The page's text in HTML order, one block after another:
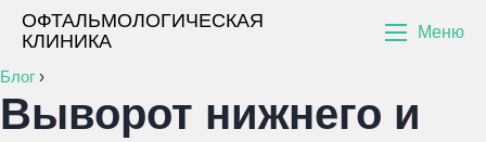
ОФТАЛЬМОЛОГИЧЕСКАЯ
КЛИНИКА
Меню
Блог ›
Выворот нижнего и